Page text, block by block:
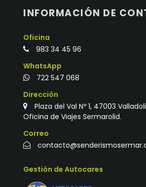
INFORMACIÓN DE
Oficina
983 34 45 96
WhatsApp
722 547 068
Dirección
Plaza del Val Nº 1, 47003
Oficina de Viajes Sermarolid.
Correo
Gestión de Autocares